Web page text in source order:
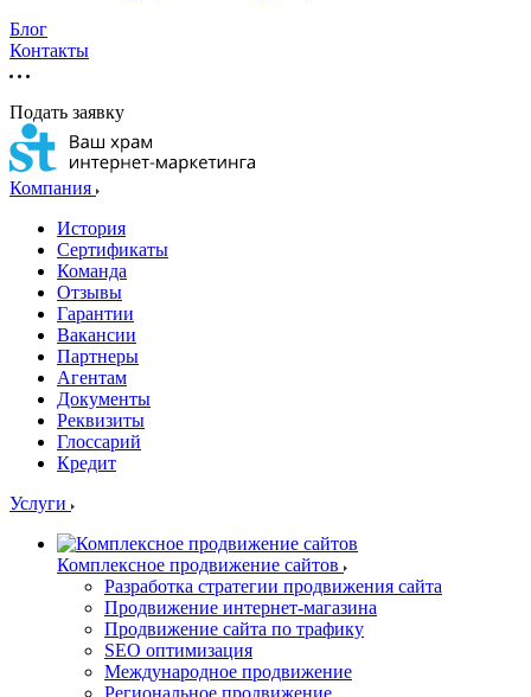
Блог
Контакты
Подать заявку
Компания
История
Сертификаты
Команда
Отзывы
Гарантии
Вакансии
Партнеры
Агентам
Документы
Реквизиты
Глоссарий
Кредит
Услуги
Комплексное продвижение сайтов
Разработка стратегии продвижения сайта
Продвижение интернет-магазина
Продвижение сайта по трафику
SEO оптимизация
Международное продвижение
Региональное продвижение